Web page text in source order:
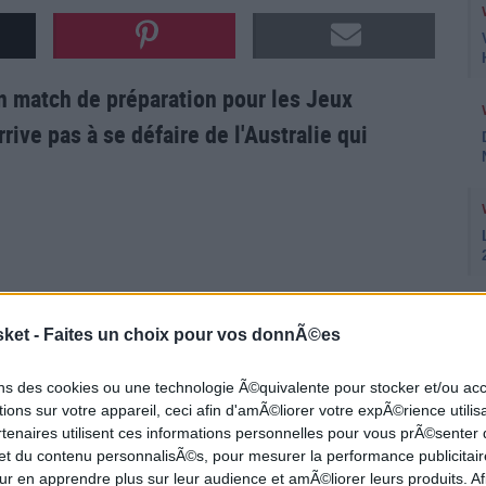
- Faites un choix pour vos donnÃ©es
des cookies ou une technologie Ã©quivalente pour stocker et/ou
sur votre appareil, ceci afin d'amÃ©liorer votre expÃ©rience
utilisent ces informations personnelles pour vous prÃ©senter
du contenu personnalisÃ©s, pour mesurer la performance
en apprendre plus sur leur audience et amÃ©liorer leurs produits.
de préparation pour les Jeux
pas à se défaire de l'Australie qui
USA peine à rassurer lors de ces matchs de
, Team USA s'incline face à l'Australie. Patty
22 points (enHighlightssur la seconde vidéo),
. Côté américain,Kevin DurantetDamian